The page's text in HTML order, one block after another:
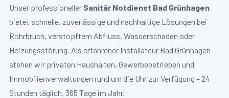
Unser professioneller Sanitär Notdienst Bad Grünhagen
bietet schnelle, zuverlässige und nachhaltige Lösungen bei
Rohrbruch, verstopftem Abfluss, Wasserschaden oder
Heizungsstörung. Als erfahrener Installateur Bad Grünhagen
stehen wir privaten Haushalten, Gewerbebetrieben und
Immobilienverwaltungen rund um die Uhr zur Verfügung – 24
Stunden täglich, 365 Tage im Jahr.